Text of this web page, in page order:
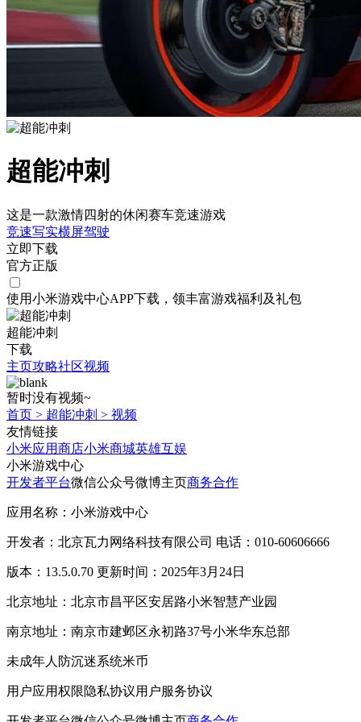
超能冲刺
这是一款激情四射的休闲赛车竞速游戏
竞速写实横屏驾驶
立即下载
官方正版
使用小米游戏中心APP下载 ，领丰富游戏福利 及礼包
超能冲刺
下载
主页攻略社区视频
暂时没有视频~
首页 > 超能冲刺 > 视频
友情链接
小米应用商店小米商城英雄互娱
小米游戏中心
开发者平台微信公众号微博主页商务合作
应用名称：小米游戏中心
开发者：北京瓦力网络科技有限公司 电话：010-60606666
版本：13.5.0.70 更新时间：2025年3月24日
北京地址：北京市昌平区安居路小米智慧产业园
南京地址：南京市建邺区永初路37号小米华东总部
未成年人防沉迷系统米币
用户应用权限隐私协议用户服务协议